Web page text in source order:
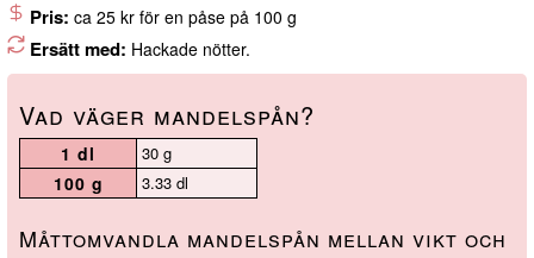
Pris: ca 25 kr för en påse på 100 g
Ersätt med: Hackade nötter.
Vad väger mandelspån?
1 dl 30 g
100 g 3.33 dl
Måttomvandla mandelspån mellan vikt och